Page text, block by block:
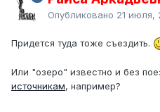
Опубликовано 21 июля,
Придется туда тоже съездить.
Или "озеро" известно и без
источникам, например?